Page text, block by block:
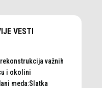
VESTI
važnih
i okolini
meda:Slatka